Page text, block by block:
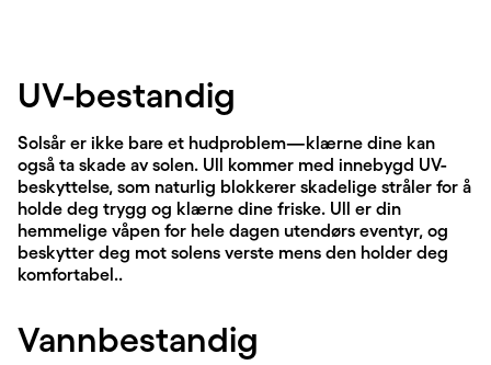
UV-bestandig
Solsår er ikke bare et hudproblem—klærne dine kan
også ta skade av solen. Ull kommer med innebygd UV-
beskyttelse, som naturlig blokkerer skadelige stråler for å
holde deg trygg og klærne dine friske. Ull er din
hemmelige våpen for hele dagen utendørs eventyr, og
beskytter deg mot solens verste mens den holder deg
komfortabel..
Vannbestandig